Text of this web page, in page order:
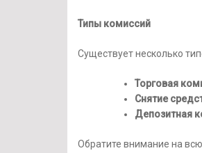
Типы комиссий
Существует несколько
Торговая
Снятие
Депозитная
Обратите внимание на